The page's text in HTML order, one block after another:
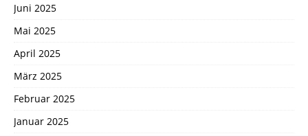
Juni 2025
Mai 2025
April 2025
März 2025
Februar 2025
Januar 2025